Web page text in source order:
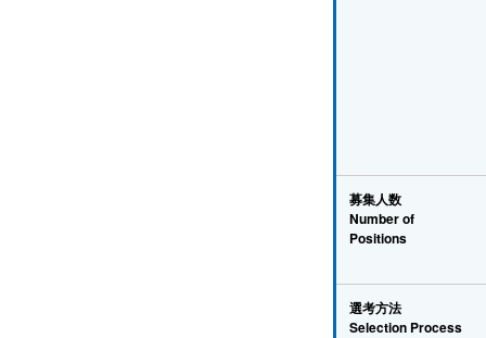
募集人数
Number of
Positions
選考方法
Selection Process